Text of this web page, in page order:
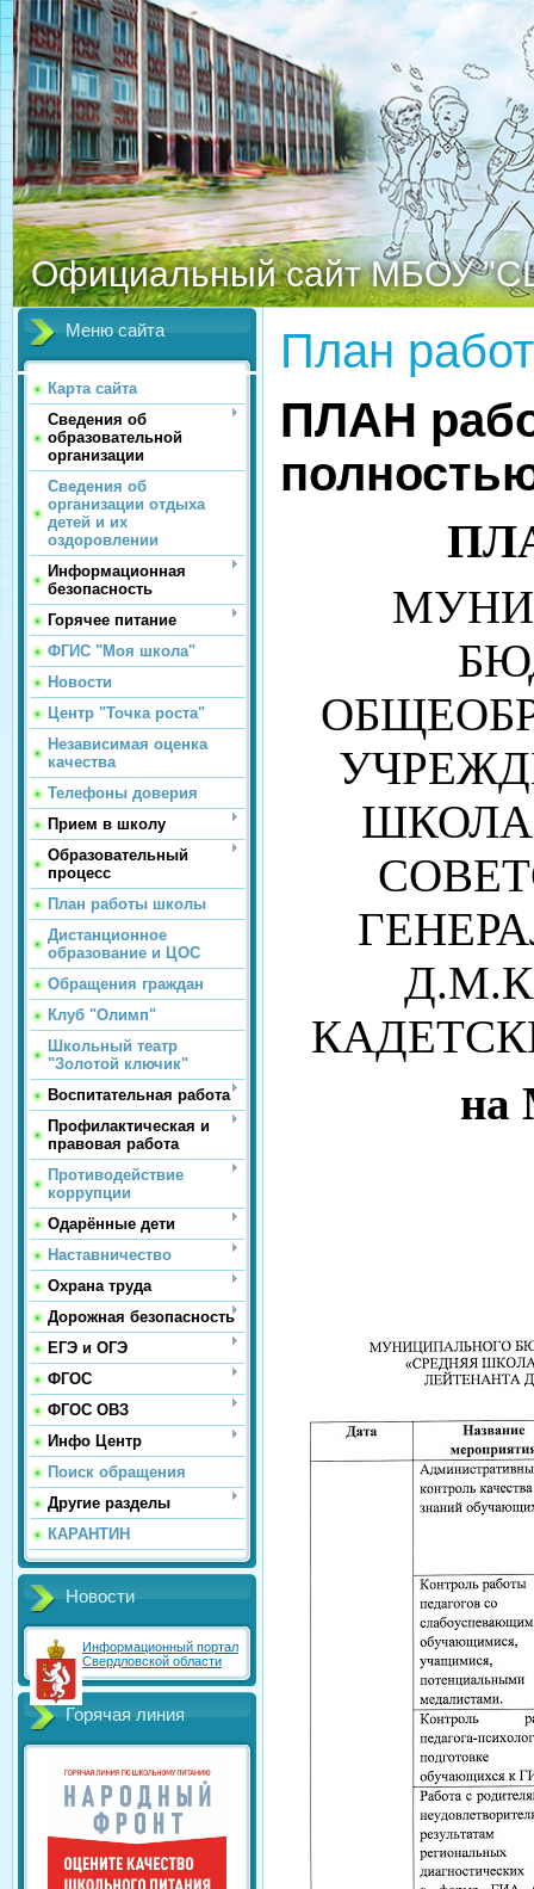
Официальный сайт МБОУ
Меню сайта
Карта сайта
Сведения об
образовательной
организации
Сведения об
организации отдыха
детей и их
оздоровлении
Информационная
безопасность
Горячее питание
ФГИС "Моя школа"
Новости
Центр "Точка роста"
Независимая оценка
качества
Телефоны доверия
Прием в школу
Образовательный
процесс
План работы школы
Дистанционное
образование и ЦОС
Обращения граждан
Клуб "Олимп"
Школьный театр
"Золотой ключик"
Воспитательная работа
Профилактическая и
правовая работа
Противодействие
коррупции
Одарённые дети
Наставничество
Охрана труда
Дорожная безопасность
ЕГЭ и ОГЭ
ФГОС
ФГОС ОВЗ
Инфо Центр
Поиск обращения
Другие разделы
КАРАНТИН
Новости
Информационный портал
Свердловской области
Горячая линия
План
ПЛАН
ШКОЛА
на